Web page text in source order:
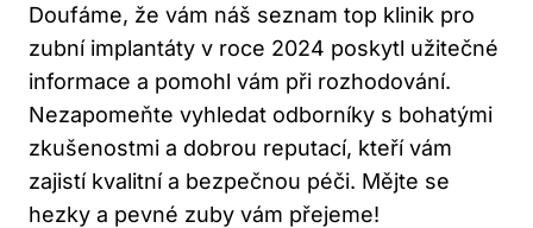
Doufáme, že vám náš seznam top klinik pro
zubní implantáty v roce 2024 poskytl užitečné
informace a pomohl vám při rozhodování.
Nezapomeňte vyhledat odborníky s bohatými
zkušenostmi a dobrou reputací, kteří vám
zajistí kvalitní a bezpečnou péči. Mějte se
hezky a pevné zuby vám přejeme!